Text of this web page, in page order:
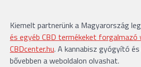
Kiemelt partnerünk a Magyarország
és egyéb CBD termékeket forgalmazó
CBDcenter.hu. A kannabisz gyógyító
bővebben a weboldalon olvashat.